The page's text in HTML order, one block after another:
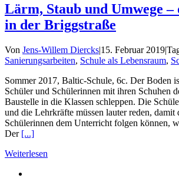
Lärm, Staub und Umwege –
in der Briggstraße
Von Jens-Willem Diercks|15. Februar 2019|
Sanierungsarbeiten, Schule als Lebensraum,
Sommer 2017, Baltic-Schule, 6c. Der Boden
Schüler und Schülerinnen mit ihren Schuhen
Baustelle in die Klassen schleppen. Die
und die Lehrkräfte müssen lauter reden, damit
Schülerinnen dem Unterricht folgen können,
Der [...]
Weiterlesen